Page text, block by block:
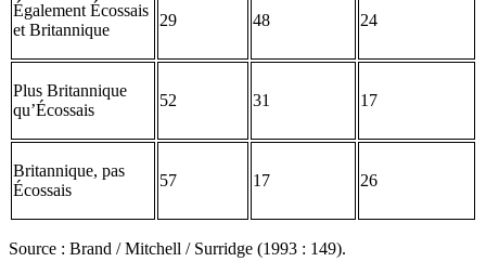
Également Écossais
et Britannique
29 48 24
Plus Britannique
qu’Écossais
52 31 17
Britannique, pas
Écossais
57 17 26
Source : Brand / Mitchell / Surridge (1993 : 149).